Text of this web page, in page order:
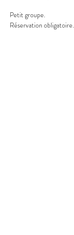
Petit groupe.
Réservation obligatoire.